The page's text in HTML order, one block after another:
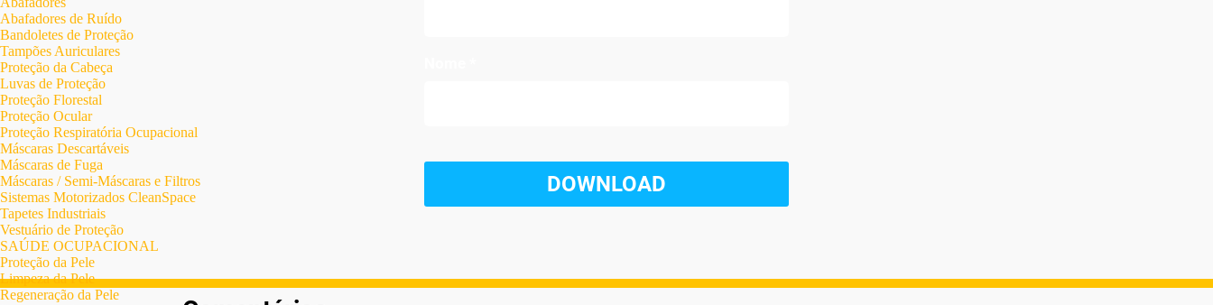
Abafadores de Ruído
Bandoletes de Proteção
Tampões Auriculares
Proteção da Cabeça
Luvas de Proteção
Proteção Florestal
Proteção Ocular
Proteção Respiratória Ocupacional
Máscaras Descartáveis
Máscaras de Fuga
Máscaras / Semi-Máscaras e Filtros
Sistemas Motorizados CleanSpace
Tapetes Industriais
Vestuário de Proteção
SAÚDE OCUPACIONAL
Proteção da Pele
Limpeza da Pele
Regeneração da Pele